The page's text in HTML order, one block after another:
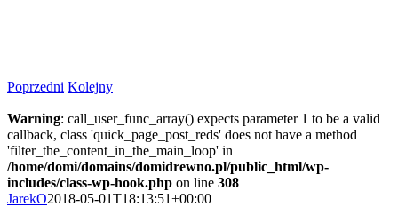
Poprzedni Kolejny
Warning: call_user_func_array() expects parameter 1 to be a valid
callback, class 'quick_page_post_reds' does not have a method
'filter_the_content_in_the_main_loop' in
/home/domi/domains/domidrewno.pl/public_html/wp-
includes/class-wp-hook.php on line 308
JarekO2018-05-01T18:13:51+00:00